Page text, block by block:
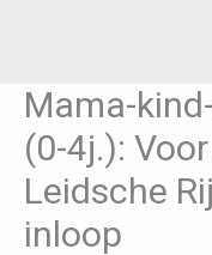
contentMama-
(0-4j.):
Leidsche
inloop